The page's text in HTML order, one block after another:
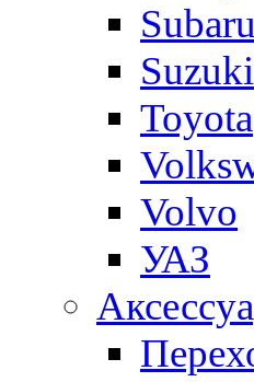
Subaru
Suzuki
Toyota
Volvo
УАЗ